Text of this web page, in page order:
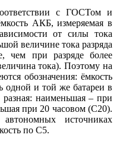
с ГОСТом и
АКБ, измеряемая в
от силы тока
величине тока разряда
чем при разряде более
тока). Поэтому на
обозначения: ёмкость
и той же батареи в
наименьшая – при
при 20 часовом (С20).
источниках
по С5.